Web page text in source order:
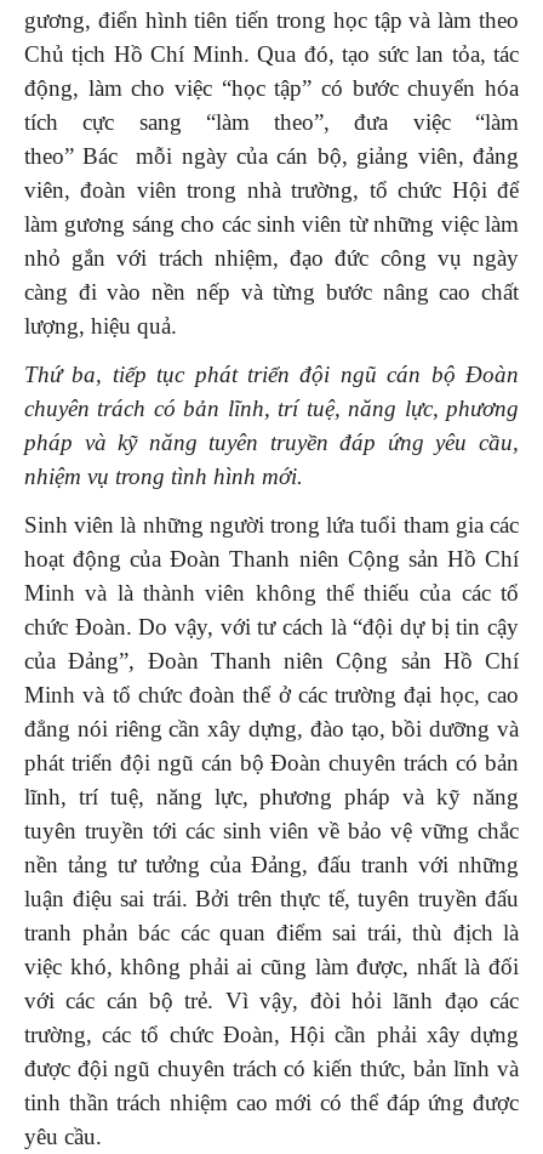
gương, điển hình tiên tiến trong học tập và làm theo
Chủ tịch Hồ Chí Minh. Qua đó, tạo sức lan tỏa, tác
động, làm cho việc “học tập” có bước chuyển hóa
tích cực sang “làm theo”, đưa việc “làm
theo” Bác mỗi ngày của cán bộ, giảng viên, đảng
viên, đoàn viên trong nhà trường, tổ chức Hội để
làm gương sáng cho các sinh viên từ những việc làm
nhỏ gắn với trách nhiệm, đạo đức công vụ ngày
càng đi vào nền nếp và từng bước nâng cao chất
lượng, hiệu quả.
Thứ ba, tiếp tục phát triển đội ngũ cán bộ Đoàn
chuyên trách có bản lĩnh, trí tuệ, năng lực, phương
pháp và kỹ năng tuyên truyền đáp ứng yêu cầu,
nhiệm vụ trong tình hình mới.
Sinh viên là những người trong lứa tuổi tham gia các
hoạt động của Đoàn Thanh niên Cộng sản Hồ Chí
Minh và là thành viên không thể thiếu của các tổ
chức Đoàn. Do vậy, với tư cách là “đội dự bị tin cậy
của Đảng”, Đoàn Thanh niên Cộng sản Hồ Chí
Minh và tổ chức đoàn thể ở các trường đại học, cao
đẳng nói riêng cần xây dựng, đào tạo, bồi dưỡng và
phát triển đội ngũ cán bộ Đoàn chuyên trách có bản
lĩnh, trí tuệ, năng lực, phương pháp và kỹ năng
tuyên truyền tới các sinh viên về bảo vệ vững chắc
nền tảng tư tưởng của Đảng, đấu tranh với những
luận điệu sai trái. Bởi trên thực tế, tuyên truyền đấu
tranh phản bác các quan điểm sai trái, thù địch là
việc khó, không phải ai cũng làm được, nhất là đối
với các cán bộ trẻ. Vì vậy, đòi hỏi lãnh đạo các
trường, các tổ chức Đoàn, Hội cần phải xây dựng
được đội ngũ chuyên trách có kiến thức, bản lĩnh và
tinh thần trách nhiệm cao mới có thể đáp ứng được
yêu cầu.